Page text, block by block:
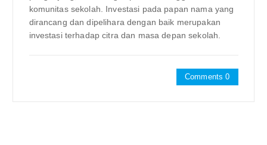
komunitas sekolah. Investasi pada papan nama yang
dirancang dan dipelihara dengan baik merupakan
investasi terhadap citra dan masa depan sekolah.
Comments 0